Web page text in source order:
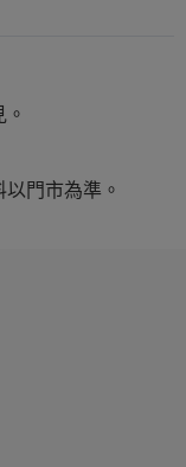
門市為準。